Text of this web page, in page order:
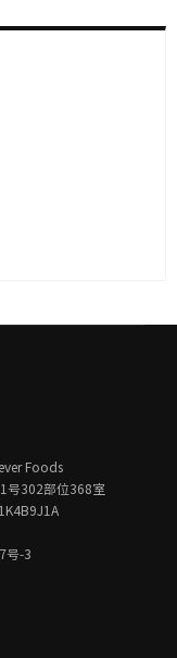
Foods
号302部位368室
号-3